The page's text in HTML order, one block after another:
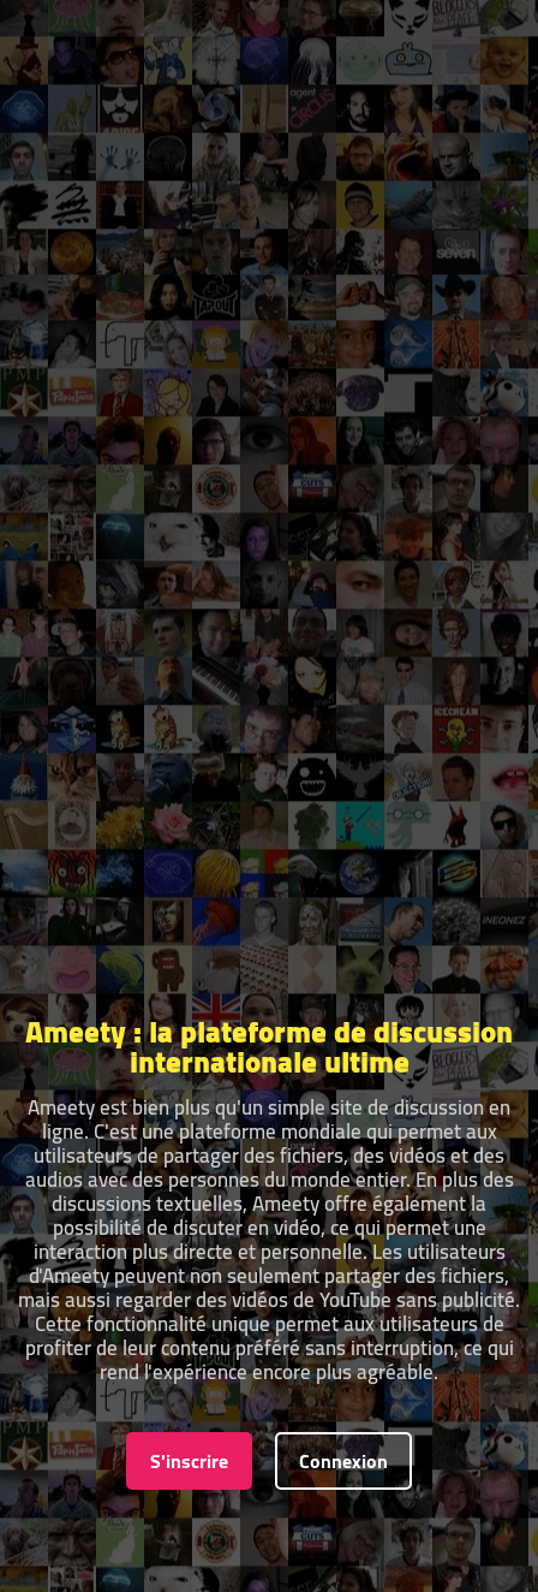
Ameety : la plateforme de discussion
internationale ultime
Ameety est bien plus qu'un simple site de discussion en
ligne. C'est une plateforme mondiale qui permet aux
utilisateurs de partager des fichiers, des vidéos et des
audios avec des personnes du monde entier. En plus des
discussions textuelles, Ameety offre également la
possibilité de discuter en vidéo, ce qui permet une
interaction plus directe et personnelle. Les utilisateurs
d'Ameety peuvent non seulement partager des fichiers,
mais aussi regarder des vidéos de YouTube sans publicité.
Cette fonctionnalité unique permet aux utilisateurs de
profiter de leur contenu préféré sans interruption, ce qui
rend l'expérience encore plus agréable.
S'inscrire Connexion